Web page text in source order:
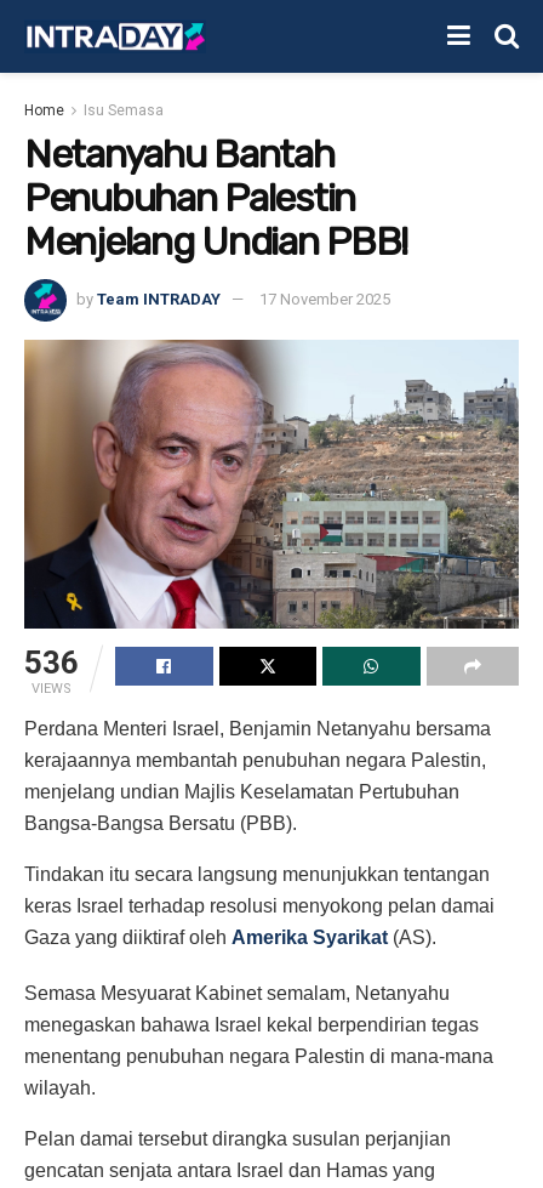
Home Isu Semasa
Netanyahu Bantah
Penubuhan Palestin
Menjelang Undian PBB!
by Team INTRADAY 17 November 2025
536
VIEWS
Perdana Menteri Israel, Benjamin Netanyahu bersama
kerajaannya membantah penubuhan negara Palestin,
menjelang undian Majlis Keselamatan Pertubuhan
Bangsa-Bangsa Bersatu (PBB).
Tindakan itu secara langsung menunjukkan tentangan
keras Israel terhadap resolusi menyokong pelan damai
Gaza yang diiktiraf oleh Amerika Syarikat (AS).
Semasa Mesyuarat Kabinet semalam, Netanyahu
menegaskan bahawa Israel kekal berpendirian tegas
menentang penubuhan negara Palestin di mana-mana
wilayah.
Pelan damai tersebut dirangka susulan perjanjian
gencatan senjata antara Israel dan Hamas yang